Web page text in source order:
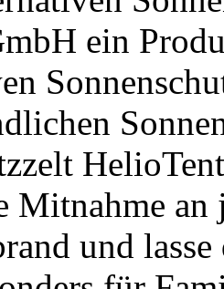
ein
Mitnahme an
und